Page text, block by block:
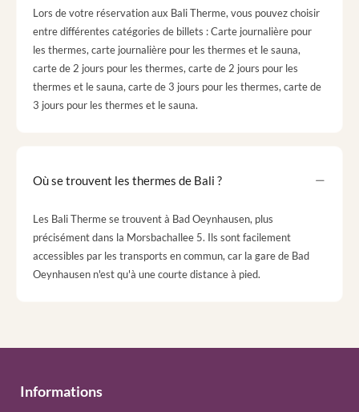
Lors de votre réservation aux Bali Therme, vous pouvez choisir
entre différentes catégories de billets : Carte journalière pour
les thermes, carte journalière pour les thermes et le sauna,
carte de 2 jours pour les thermes, carte de 2 jours pour les
thermes et le sauna, carte de 3 jours pour les thermes, carte de
3 jours pour les thermes et le sauna.
Où se trouvent les thermes de Bali ?
Les Bali Therme se trouvent à Bad Oeynhausen, plus
précisément dans la Morsbachallee 5. Ils sont facilement
accessibles par les transports en commun, car la gare de Bad
Oeynhausen n'est qu'à une courte distance à pied.
Informations